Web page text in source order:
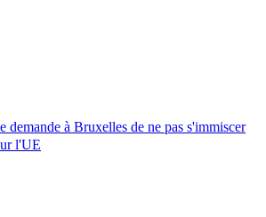
à Bruxelles de ne pas s'immiscer
l'UE